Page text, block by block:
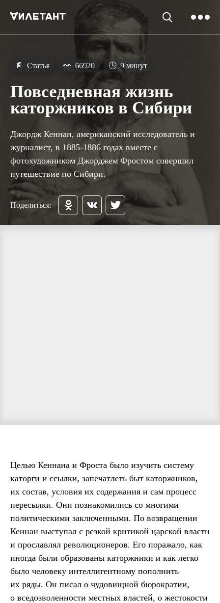
📄 Статья 👀 66920 🕓 9 минут
Повседневная жизнь
каторжников в Сибири
Джордж Кеннан, американский исследователь и
журналист, в 1885-1886 годах вместе с
фотохудожником Джорджем Фростом совершил
путешествие по Сибири.
Поделиться:
Целью Кеннана и Фроста было изучить систему
каторги и ссылки, запечатлеть быт каторжников,
их состав, условия их содержания и сам процесс
пересылки. Они познакомились со многими
политическими заключенными. По возвращении
Кеннан выступал с резкой критикой царской власти
и прославлял революционеров. Его поражало, как
иногда были образованы каторжники и как легко
было человеку интеллигентному пополнить
их ряды. Он писал о чудовищной бюрократии,
о вседозволенности местных властей, о жестокости